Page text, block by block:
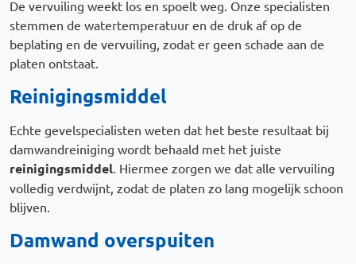
De vervuiling weekt los en spoelt weg. Onze specialisten
stemmen de watertemperatuur en de druk af op de
beplating en de vervuiling, zodat er geen schade aan de
platen ontstaat.
Reinigingsmiddel
Echte gevelspecialisten weten dat het beste resultaat bij
damwandreiniging wordt behaald met het juiste
reinigingsmiddel . Hiermee zorgen we dat alle vervuiling
volledig verdwijnt, zodat de platen zo lang mogelijk schoon
blijven.
Damwand overspuiten